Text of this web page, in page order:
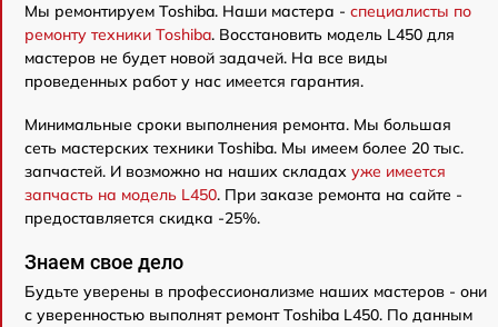
Мы ремонтируем Toshiba. Наши мастера - специалисты по
ремонту техники Toshiba. Восстановить модель L450 для
мастеров не будет новой задачей. На все виды
проведенных работ у нас имеется гарантия.
Минимальные сроки выполнения ремонта. Мы большая
сеть мастерских техники Toshiba. Мы имеем более 20 тыс.
запчастей. И возможно на наших складах уже имеется
запчасть на модель L450. При заказе ремонта на сайте -
предоставляется скидка -25%.
Знаем свое дело
Будьте уверены в профессионализме наших мастеров - они
с уверенностью выполнят ремонт Toshiba L450. По данным